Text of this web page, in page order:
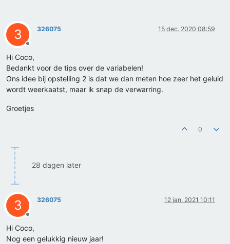
3
Offline
326075 15 dec. 2020 08:59
Hi Coco,
Bedankt voor de tips over de variabelen!
Ons idee bij opstelling 2 is dat we dan meten hoe zeer het geluid
wordt weerkaatst, maar ik snap de verwarring.
Groetjes
0
28 dagen later
3
Offline
326075 12 jan. 2021 10:11
Hi Coco,
Nog een gelukkig nieuw jaar!